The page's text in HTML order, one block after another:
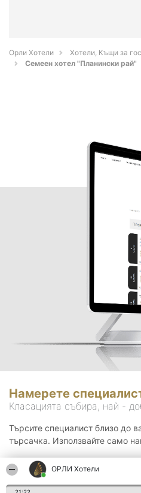
ОРЛИ Хотели
Орли Хотели
Хотели, Къщи за
Семеен хотел "Планински рай"
Намерете
Класацията събира, най -
Търсите специалист близо до
търсачка. Използвайте само